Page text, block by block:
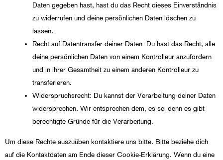
Daten gegeben hast, hast du das Recht dieses Einverständnis
zu widerrufen und deine persönlichen Daten löschen zu
lassen.
Recht auf Datentransfer deiner Daten: Du hast das Recht, alle
deine persönlichen Daten von einem Kontrolleur anzufordern
und in ihrer Gesamtheit zu einem anderen Kontrolleur zu
transferieren.
Widerspruchsrecht: Du kannst der Verarbeitung deiner Daten
widersprechen. Wir entsprechen dem, es sei denn es gibt
berechtigte Gründe für die Verarbeitung.
Um diese Rechte auszuüben kontaktiere uns bitte. Bitte beziehe dich
auf die Kontaktdaten am Ende dieser Cookie-Erklärung. Wenn du eine